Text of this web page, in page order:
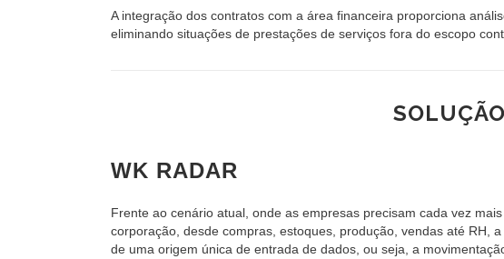
A integração dos contratos com a área financeira proporciona
eliminando situações de prestações de serviços fora do escopo
WK RADAR
Frente ao cenário atual, onde as empresas precisam cada vez
corporação, desde compras, estoques, produção, vendas até RH,
de uma origem única de entrada de dados, ou seja, a